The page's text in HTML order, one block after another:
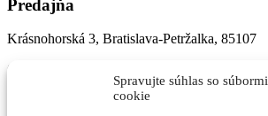
Spravujte súhlas so súbormi
cookie
Predajňa
Krásnohorská 3, Bratislava-Petržalka, 85107
Otváracie hodiny:
Pon-Pia 10-18 hod.